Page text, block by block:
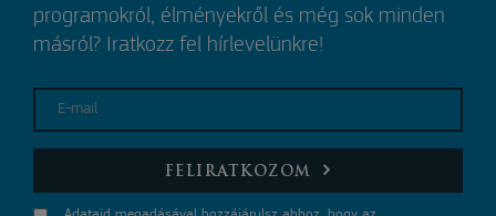
programokról, élményekről és még sok minden
másról? Iratkozz fel hírlevelünkre!
E-mail
FELIRATKOZOM